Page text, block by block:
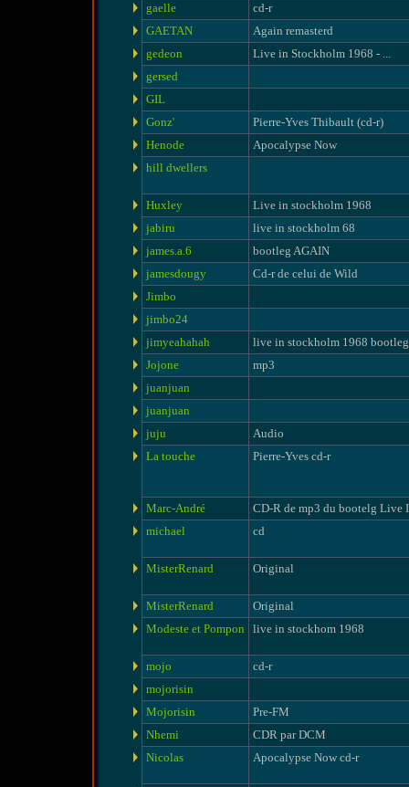
gaelle
cd-r
GAETAN
Again remasterd
gedeon
Live in Stockholm 1968 - ...
gersed
GIL
Gonz'
Pierre-Yves Thibault (cd-r)
Henode
Apocalypse Now
hill dwellers
Huxley
Live in stockholm 1968
jabiru
live in stockholm 68
james.a.6
bootleg AGAIN
jamesdougy
Cd-r de celui de Wild
Jimbo
jimbo24
jimyeahahah
live in stockholm 1968 bootleg
Jojone
mp3
juanjuan
juanjuan
juju
Audio
La touche
Pierre-Yves cd-r
Marc-André
CD-R de mp3 du bootelg Live
michael
cd
MisterRenard Original
MisterRenard
Original
Modeste et Pompon
live in stockhom 1968
mojo
cd-r
mojorisin
Mojorisin
Pre-FM
Nhemi
CDR par DCM
Nicolas
Apocalypse Now cd-r